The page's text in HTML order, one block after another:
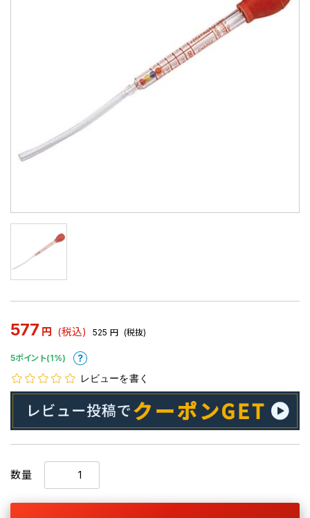
577 円 (税込) 525 円 (税抜)
5ポイント(1%)
レビューを書く
数量